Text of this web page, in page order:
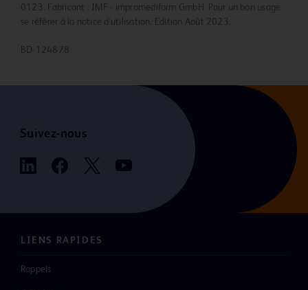
0123. Fabricant : IMF - impromediform GmbH. Pour un bon usage
se référer à la notice d'utilisation. Edition Août 2023.
BD-124878
Suivez-nous
LIENS RAPIDES
Rappels